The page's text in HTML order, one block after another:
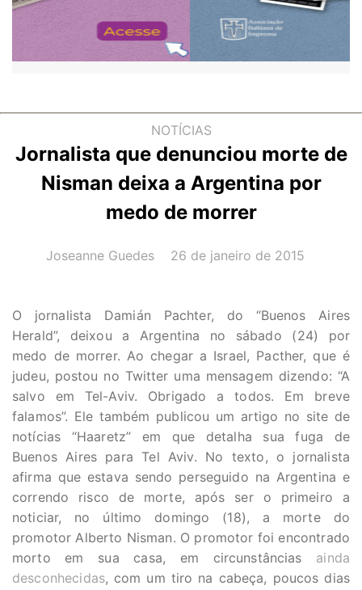
NOTÍCIAS
Jornalista que denunciou morte de
Nisman deixa a Argentina por
medo de morrer
AUTOR(A):
Joseanne Guedes DATA:
26 de janeiro de 2015
O jornalista Damián Pachter, do “Buenos Aires
Herald”, deixou a Argentina no sábado (24) por
medo de morrer. Ao chegar a Israel, Pacther, que é
judeu, postou no Twitter uma mensagem dizendo: “A
salvo em Tel-Aviv. Obrigado a todos. Em breve
falamos”. Ele também publicou um artigo no site de
notícias “Haaretz” em que detalha sua fuga de
Buenos Aires para Tel Aviv. No texto, o jornalista
afirma que estava sendo perseguido na Argentina e
correndo risco de morte, após ser o primeiro a
noticiar, no último domingo (18), a morte do
promotor Alberto Nisman. O promotor foi encontrado
morto em sua casa, em circunstâncias ainda
desconhecidas, com um tiro na cabeça, poucos dias